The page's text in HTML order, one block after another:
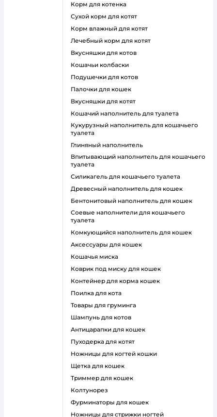
корм для котенка
сухой корм для котят
корм влажный для котят
лечебный корм для котят
вкусняшки для котов
кошачьи колбаски
подушечки для котов
палочки для кошек
вкусняшки для котят
кошачий наполнитель для туалета
кукурузный наполнитель для кошачьего
туалета
глиняный наполнитель
впитывающий наполнитель для кошачьего
туалета
силикагель для кошачьего туалета
древесный наполнитель для кошек
бентонитовый наполнитель для кошек
соевые наполнители для кошачьего
туалета
комкующийся наполнитель для кошек
аксессуары для кошек
кошачья миска
коврик под миску для кошек
контейнер для корма кошек
поилка для кота
товары для груминга
шампунь для котов
антицарапки для кошек
пуходерка для котят
ножницы для когтей кошки
щетка для кошек
триммер для кошек
колтунорез
фурминаторы для кошек
ножницы для стрижки ногтей